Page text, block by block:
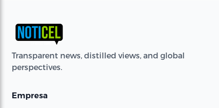
Transparent news, distilled views, and global
perspectives.
Empresa